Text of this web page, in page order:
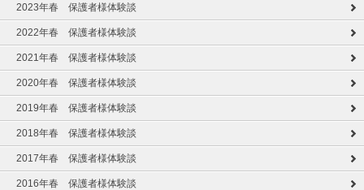
2023年春 保護者様体験談
2022年春 保護者様体験談
2021年春 保護者様体験談
2020年春 保護者様体験談
2019年春 保護者様体験談
2018年春 保護者様体験談
2017年春 保護者様体験談
2016年春 保護者様体験談